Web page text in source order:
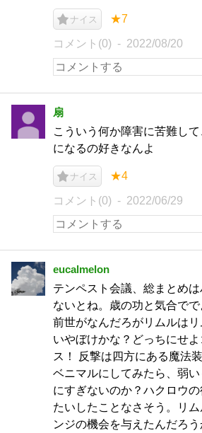
ナイス ★7
コメント(0) 2022/08/20
扇
こういう何か障害に苦難し
になるの好きなんよ
ナイス ★4
コメント(0) 2022/06/29
eucalmelon
テンペスト会議、総まとめ
ないとね。歳の功と気合でで
前世がなんだろがリムルはリ
いやぼけかな？どっちにせ
ス！ 反撃は四方にある魔法
ベニマルにしてみたら、弱
にすぎないのか？ハクロウ
たいしたことなさそう。リ
ンジの機会を与えたんだろ